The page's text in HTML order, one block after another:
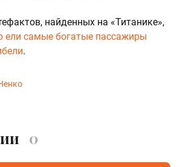
найденных на «Титанике»,
ели самые богатые пассажиры
.
0